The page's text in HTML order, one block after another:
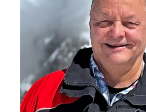
Rencontrez notre équipe.
Emplois
on your way to success